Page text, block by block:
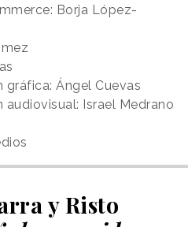
Borja López-
Ángel Cuevas
Israel Medrano
y Risto